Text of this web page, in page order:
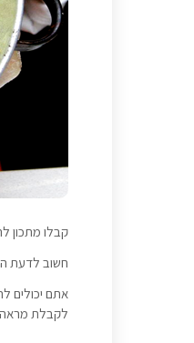
קבלו מתכון
חשוב לדעת
אתם יכולים
לקבלת מראה